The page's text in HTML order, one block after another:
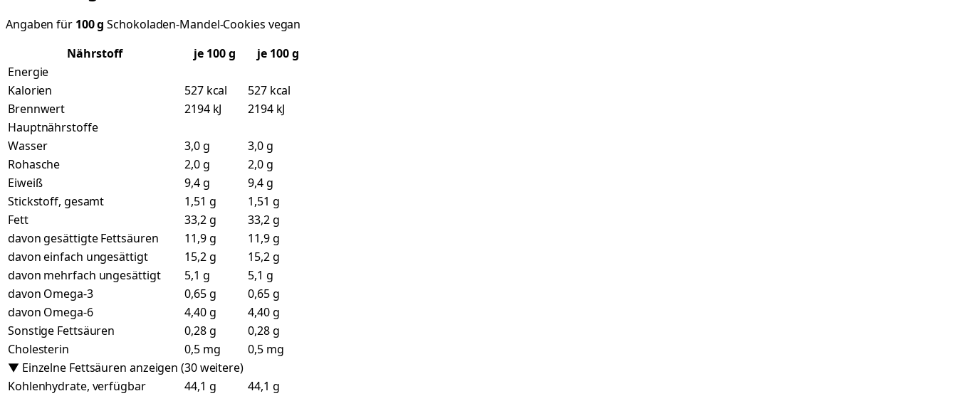
Angaben für 100g Schokoladen-Mandel-Cookies vegan
Nährstoff
je 100g
je 100 g
Energie
Kalorien
527 kcal
527 kcal
Brennwert
2194 kJ
2194 kJ
Hauptnährstoffe
Wasser
3,0 g
3,0 g
Rohasche
2,0 g
2,0 g
Eiweiß
9,4 g
9,4 g
Stickstoff, gesamt
1,51 g
1,51 g
Fett
33,2 g
33,2 g
davon gesättigte Fettsäuren
11,9 g
11,9 g
davon einfach ungesättigt
15,2 g
15,2 g
davon mehrfach ungesättigt
5,1 g
5,1 g
davon Omega-3
0,65 g
0,65 g
davon Omega-6
4,40 g
4,40 g
Sonstige Fettsäuren
0,28 g
0,28 g
Cholesterin
0,5 mg
0,5 mg
▼ Einzelne Fettsäuren anzeigen (30 weitere)
Kohlenhydrate, verfügbar
44,1 g
44,1 g